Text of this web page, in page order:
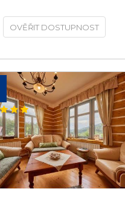
OVĚŘIT DOSTUPNOST